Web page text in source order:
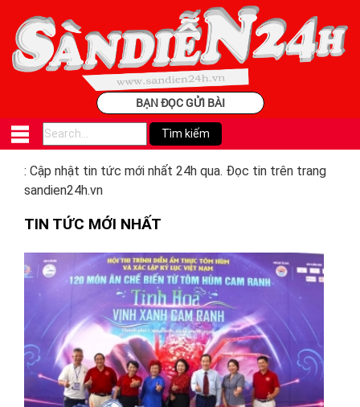
BẠN ĐỌC GỬI BÀI
: Cập nhật tin tức mới nhất 24h qua. Đọc tin trên trang
sandien24h.vn
TIN TỨC MỚI NHẤT